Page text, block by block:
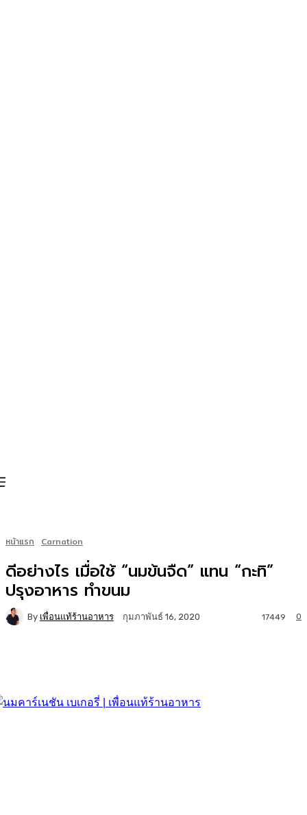
หน้าแรก Carnation
ดีอย่างไร เมื่อใช้ “นมข้นจืด” แทน “กะทิ”
ปรุงอาหาร ทำขนม
By เพื่อนแท้ร้านอาหาร กุมภาพันธ์ 16, 2020 0
17449